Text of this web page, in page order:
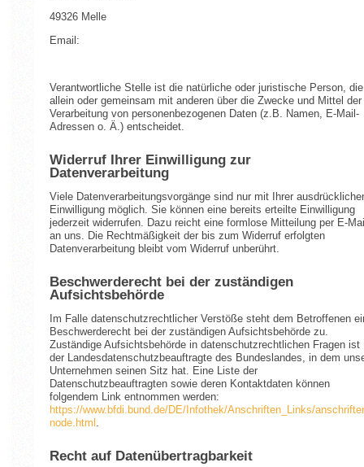
49326 Melle
Email:
Verantwortliche Stelle ist die natürliche oder juristische Person, die
allein oder gemeinsam mit anderen über die Zwecke und Mittel der
Verarbeitung von personenbezogenen Daten (z.B. Namen, E-Mail-
Adressen o. Ä.) entscheidet.
Widerruf Ihrer Einwilligung zur
Datenverarbeitung
Viele Datenverarbeitungsvorgänge sind nur mit Ihrer
Einwilligung möglich. Sie können eine bereits erteilte Einwilligung
jederzeit widerrufen. Dazu reicht eine formlose Mitteilung per E-
an uns. Die Rechtmäßigkeit der bis zum Widerruf erfolgten
Datenverarbeitung bleibt vom Widerruf unberührt.
Beschwerderecht bei der zuständigen
Aufsichtsbehörde
Im Falle datenschutzrechtlicher Verstöße steht dem Betroffenen
Beschwerderecht bei der zuständigen Aufsichtsbehörde zu.
Zuständige Aufsichtsbehörde in datenschutzrechtlichen Fragen ist
der Landesdatenschutzbeauftragte des Bundeslandes, in dem
Unternehmen seinen Sitz hat. Eine Liste der
Datenschutzbeauftragten sowie deren Kontaktdaten können
folgendem Link entnommen werden:
https://www.bfdi.bund.de/DE/Infothek/Anschriften_Links/
node.html .
Recht auf Datenübertragbarkeit